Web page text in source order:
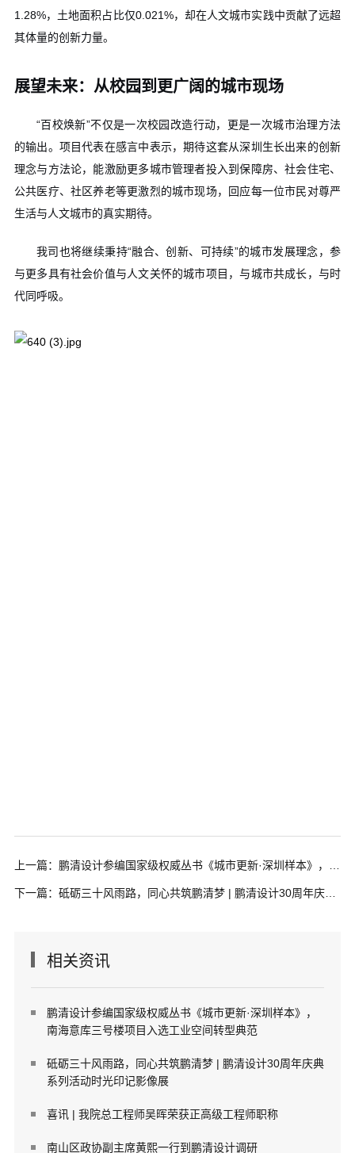
1.28%，土地面积占比仅0.021%，却在人文城市实践中贡献了远超
其体量的创新力量。
展望未来：从校园到更广阔的城市现场
“百校焕新”不仅是一次校园改造行动，更是一次城市治理方法
的输出。项目代表在感言中表示，期待这套从深圳生长出来的创新
理念与方法论，能激励更多城市管理者投入到保障房、社会住宅、
公共医疗、社区养老等更激烈的城市现场，回应每一位市民对尊严
生活与人文城市的真实期待。
我司也将继续秉持“融合、创新、可持续”的城市发展理念，参
与更多具有社会价值与人文关怀的城市项目，与城市共成长，与时
代同呼吸。
下一篇：砥砺三十风雨路，同心共筑鹏清梦 | 鹏清设计30周年庆典系列活动时光印记影像展
相关资讯
鹏清设计参编国家级权威丛书《城市更新·深圳样本》，
南海意库三号楼项目入选工业空间转型典范
砥砺三十风雨路，同心共筑鹏清梦 | 鹏清设计30周年庆典
系列活动时光印记影像展
喜讯 | 我院总工程师吴晖荣获正高级工程师职称
南山区政协副主席黄熙一行到鹏清设计调研